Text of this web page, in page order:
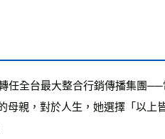
任全台最大整合行銷傳播集團
親，對於人生，她選擇「以上